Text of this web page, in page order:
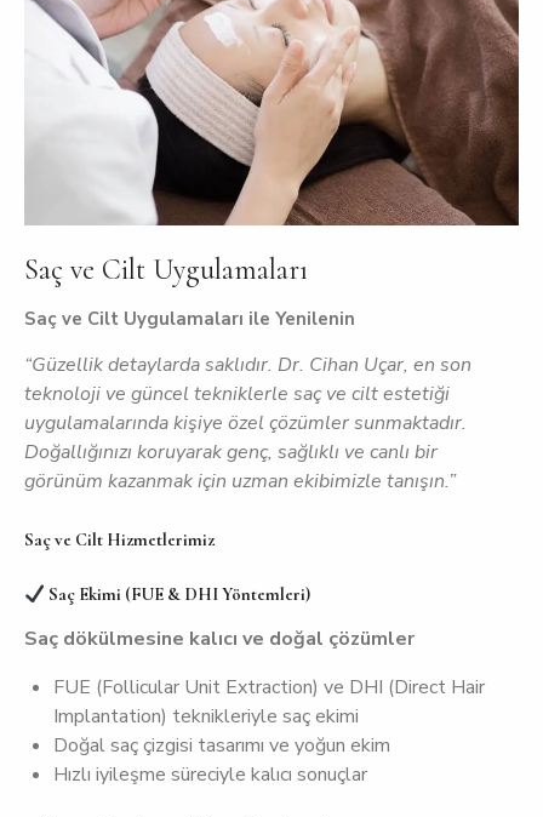
Saç ve Cilt Uygulamaları
Saç ve Cilt Uygulamaları ile Yenilenin
“Güzellik detaylarda saklıdır. Dr. Cihan Uçar, en son
teknoloji ve güncel tekniklerle saç ve cilt estetiği
uygulamalarında kişiye özel çözümler sunmaktadır.
Doğallığınızı koruyarak genç, sağlıklı ve canlı bir
görünüm kazanmak için uzman ekibimizle tanışın.”
Saç ve Cilt Hizmetlerimiz
Saç Ekimi (FUE & DHI Yöntemleri)
Saç dökülmesine kalıcı ve doğal çözümler
FUE (Follicular Unit Extraction) ve DHI (Direct Hair
Implantation) teknikleriyle saç ekimi
Doğal saç çizgisi tasarımı ve yoğun ekim
Hızlı iyileşme süreciyle kalıcı sonuçlar